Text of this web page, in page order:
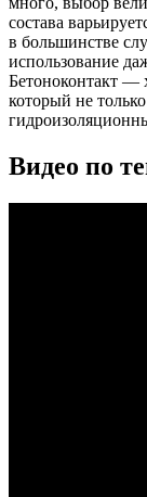
состава
в большинстве
использование
Бетоноконтакт —
который не
Видео по